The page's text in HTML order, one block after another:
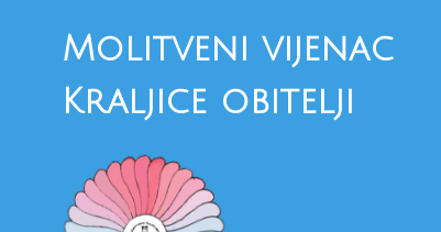
Molitveni vijenac
Kraljice obitelji